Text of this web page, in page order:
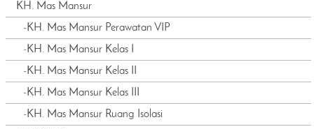
KH. Mas Mansur
-KH. Mas Mansur Perawatan VIP
-KH. Mas Mansur Kelas I
-KH. Mas Mansur Kelas II
-KH. Mas Mansur Kelas III
-KH. Mas Mansur Ruang Isolasi